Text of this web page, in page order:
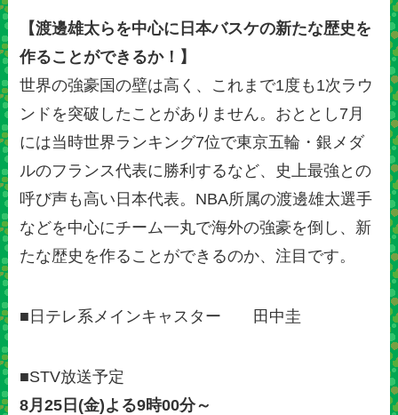
【渡邊雄太らを中心に日本バスケの新たな歴史を
作ることができるか！】
世界の強豪国の壁は高く、これまで1度も1次ラウ
ンドを突破したことがありません。おととし7月
には当時世界ランキング7位で東京五輪・銀メダ
ルのフランス代表に勝利するなど、史上最強との
呼び声も高い日本代表。NBA所属の渡邊雄太選手
などを中心にチーム一丸で海外の強豪を倒し、新
たな歴史を作ることができるのか、注目です。
■日テレ系メインキャスター 田中圭
■STV放送予定
8月25日(金)よる9時00分～